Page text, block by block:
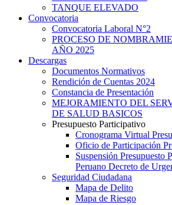
TANQUE ELEVADO
Convocatoria
Convocatoria Laboral N°2
PROCESO DE
AÑO 2025
Descargas
Documentos Normativos
Rendición de Cuentas 2024
Constancia de Presentación
MEJORAMIENTO DEL
DE SALUD BASICOS
Presupuesto Participativo
Cronograma Virtual
Oficio de Participación
Suspensión Presupuesto
Peruano Decreto de
Seguridad Ciudadana
Mapa de Delito
Mapa de Riesgo